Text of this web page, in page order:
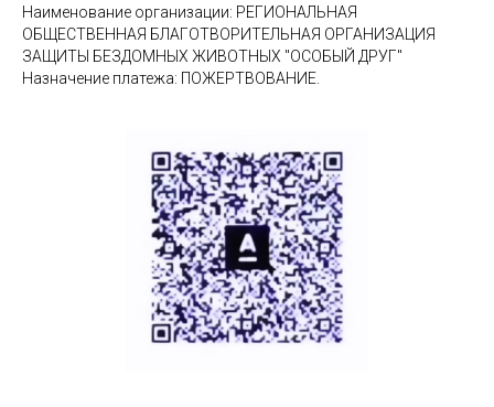
Наименование организации: РЕГИОНАЛЬНАЯ
ОБЩЕСТВЕННАЯ БЛАГОТВОРИТЕЛЬНАЯ ОРГАНИЗАЦИЯ
ЗАЩИТЫ БЕЗДОМНЫХ ЖИВОТНЫХ "ОСОБЫЙ ДРУГ"
Назначение платежа: ПОЖЕРТВОВАНИЕ.